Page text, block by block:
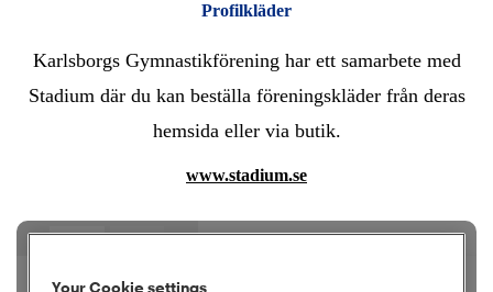
Profilkläder
Karlsborgs Gymnastikförening har ett samarbete med
Stadium där du kan beställa föreningskläder från deras
hemsida eller via butik.
www.stadium.se